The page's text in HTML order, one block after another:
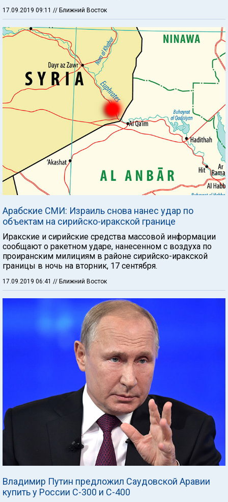
17.09.2019 09:11 // Ближний Восток
Арабские СМИ: Израиль снова нанес удар по
объектам на сирийско-иракской границе
Иракские и сирийские средства массовой информации
сообщают о ракетном ударе, нанесенном с воздуха по
проиранским милициям в районе сирийско-иракской
границы в ночь на вторник, 17 сентября.
17.09.2019 06:41 // Ближний Восток
Владимир Путин предложил Саудовской Аравии
купить у России С-300 и С-400